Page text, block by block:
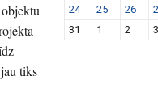
tiks
24
25 26
31
1 2 3